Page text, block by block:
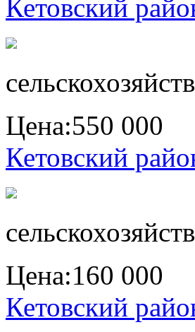
Кетовский
Цена:550 000
Кетовский
Цена:160 000
Кетовский